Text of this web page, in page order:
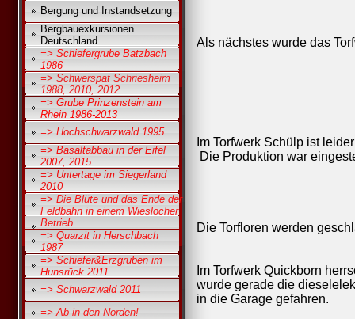
Bergung und Instandsetzung
Bergbauexkursionen
Deutschland
=> Schiefergrube Batzbach
1986
=> Schwerspat Schriesheim
1988, 2010, 2012
=> Grube Prinzenstein am
Rhein 1986-2013
=> Hochschwarzwald 1995
=> Basaltabbau in der Eifel
2007, 2015
=> Untertage im Siegerland
2010
=> Die Blüte und das Ende der
Feldbahn in einem Wieslocher
Betrieb
=> Quarzit in Herschbach
1987
=> Schiefer&Erzgruben im
Hunsrück 2011
=> Schwarzwald 2011
=> Ab in den Norden!
Als nächstes wurde das
Im Torfwerk Schülp ist
Die Produktion war
Die Torfloren werden
Im Torfwerk Quickborn
wurde gerade die
in die Garage gefahren.